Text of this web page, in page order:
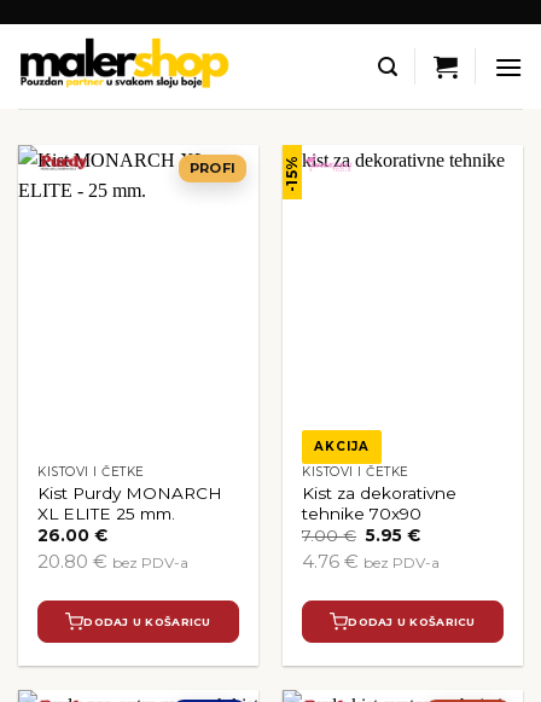
content
PROFI
KISTOVI I ČETKE
Kist Purdy MONARCH
XL ELITE 25 mm.
26.00€
20.80 € bez PDV-a
DODAJ U KOŠARICU
-15%
AKCIJA
KISTOVI I ČETKE
Kist za dekorativne
tehnike 70x90
7.00€ Izvorna
bila
7.00 €.
5.95€Trenutna
je:
4.76 € bez PDV-a
DODAJ U KOŠARICU